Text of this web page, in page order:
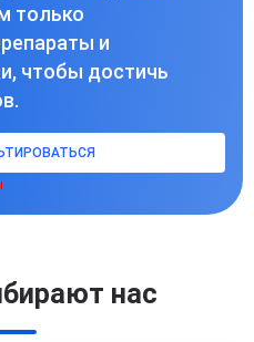
только
и
чтобы достичь
нас